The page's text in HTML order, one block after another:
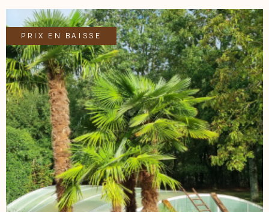
avec accès direct à la terrasse, un salon chaleureux avec
cheminée avec poele à bois ainsi qu’un WC indépendant Au
premier étage, le palier dessert une chambre avec salle d’eau
privative, une seconde chambre avec dressing ainsi qu’une
salle de bains avec douche et WC Le deuxième étage
propose un bureau, une chambre et un petit grenier
aménageable offrant un potentiel supplémentaire À
l’extérieur, le parc arboré offre un cadre verdoyant et paisible.
Une dépendance permet d’envisager de nombreux projets.
Un bien rare, idéal pour les amoureux de l’ancien recherchant
calme, charme et proximité des commodités et des axes
rapides Contacter CBLOT Agence ACBI 0619208617 Les
informations sur les risques auxquels est exposé ce bien
sont disponible sur le site: www.georisques.gouv.fr Les
informations sur les risques auxquels ce bien est exposé
sont disponibles sur le site Géorisques
PRIX EN BAISSE
VOIR LE BIEN